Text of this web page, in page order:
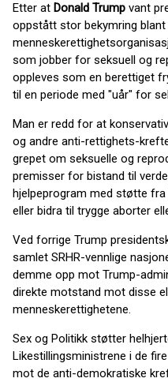
Etter at Donald Trump vant
oppstått stor bekymring blant
som jobber for seksuell og
oppleves som en berettiget
til en periode med "uår" for
Man er redd for at
og andre anti-rettighets-
grepet om seksuelle og
premisser for bistand til
hjelpeprogram med støtte fra
eller bidra til trygge aborter
Ved forrige Trump
samlet SRHR-vennlige
demme opp mot Trump-
direkte motstand mot disse
menneskerettighetene.
Sex og Politikk støtter
Likestillingsministrene i de
mot de anti-demokratiske